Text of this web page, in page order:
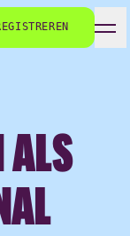
ALS